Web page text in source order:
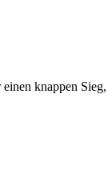
knappen